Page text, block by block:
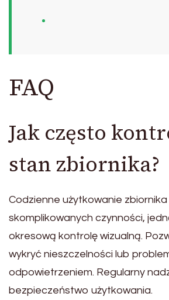
FAQ
Jak często
stan zbiornika?
Codzienne użytkowanie
skomplikowanych czynności,
okresową kontrolę wizualną.
wykryć nieszczelności lub
odpowietrzeniem. Regularny
bezpieczeństwo użytkowania.